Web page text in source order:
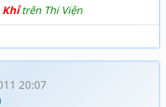
Khỉtrên Thi Viện
20:07